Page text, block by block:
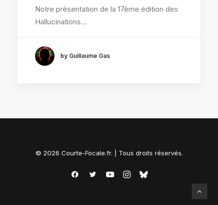
Notre présentation de la 17ème édition des
Hallucinations…
by Guillaume Gas
© 2026 Courte-Focale.fr. | Tous droits réservés.